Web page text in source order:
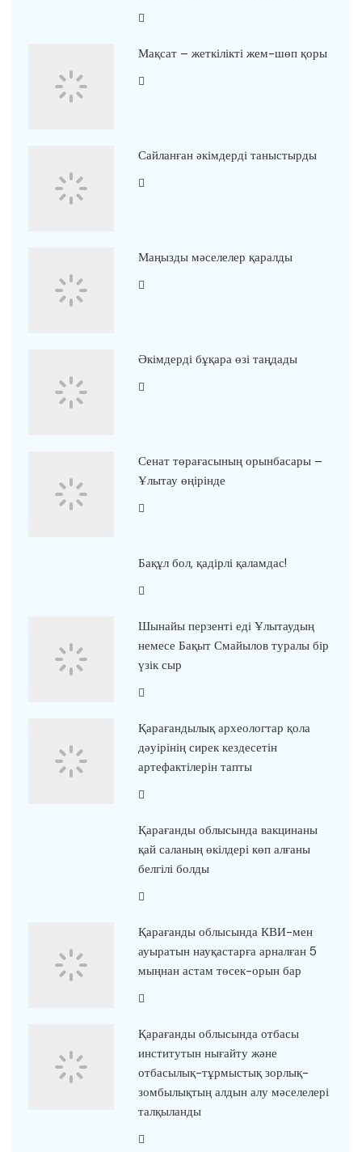
Мақсат – жеткілікті жем-шөп қоры
Сайланған әкімдерді таныстырды
Маңызды мәселелер қаралды
Әкімдерді бұқара өзі таңдады
Сенат төрағасының орынбасары –
Ұлытау өңірінде
Бақұл бол, қадірлі қаламдас!
Шынайы перзенті еді Ұлытаудың
немесе Бақыт Смайылов туралы бір
үзік сыр
Қарағандылық археологтар қола
дәуірінің сирек кездесетін
артефактілерін тапты
Қарағанды облысында вакцинаны
қай саланың өкілдері көп алғаны
белгілі болды
Қарағанды облысында КВИ-мен
ауыратын науқастарға арналған 5
мыңнан астам төсек-орын бар
Қарағанды облысында отбасы
институтын нығайту және
отбасылық-тұрмыстық зорлық-
зомбылықтың алдын алу мәселелері
талқыланды